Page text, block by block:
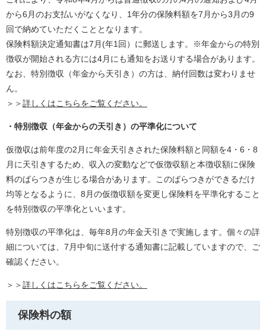
から6月のお支払いがなくなり、1年分の保険料額を7月から3月の9
回で納めていただくこととなります。
保険料額決定通知書は7月(年1回）に郵送します。※年金からの特別
徴収が開始される方には4月にも通知をお送りする場合があります。
なお、特別徴収（年金から天引き）の方は、納付回数は変わりませ
ん。
＞＞詳しくはこちらをご覧ください。
・特別徴収（年金からの天引き）の平準化について
仮徴収は前年度の2月に年金天引きされた保険料額と同額を4・6・8
月に天引きするため、収入の変動などで仮徴収額と本徴収額に保険
料のばらつきが生じる場合があります。このばらつきができるだけ
均等となるように、8月の仮徴収額を変更し保険料を平準化すること
を特別徴収の平準化といいます。
特別徴収の平準化は、毎年8月の年金天引きで実施します。個々の詳
細については、7月中旬に送付する通知書に記載していますので、ご
確認ください。
＞＞詳しくはこちらをご覧ください。
保険料の額